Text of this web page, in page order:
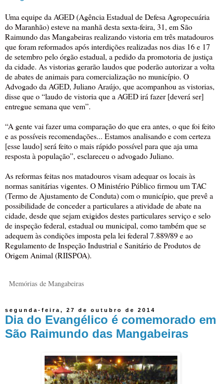
Uma equipe da AGED (Agência Estadual de Defesa Agropecuária
do Maranhão) esteve na manhã desta sexta-feira, 31, em São
Raimundo das Mangabeiras realizando vistoria em três matadouros
que foram reformados após interdições realizadas nos dias 16 e 17
de setembro pelo órgão estadual, a pedido da promotoria de justiça
da cidade. As vistorias gerarão laudos que poderão autorizar a volta
de abates de animais para comercialização no município. O
Advogado da AGED, Juliano Araújo, que acompanhou as vistorias,
disse que o “laudo de vistoria que a AGED irá fazer [deverá ser]
entregue semana que vem”.
“A gente vai fazer uma comparação do que era antes, o que foi feito
e as possíveis recomendações... Estamos analisando e com certeza
[esse laudo] será feito o mais rápido possível para que aja uma
resposta à população”, esclareceu o advogado Juliano.
As reformas feitas nos matadouros visam adequar os locais às
normas sanitárias vigentes. O Ministério Público firmou um TAC
(Termo de Ajustamento de Conduta) com o município, que prevê a
possibilidade de conceder a particulares a atividade de abate na
cidade, desde que sejam exigidos destes particulares serviço e selo
de inspeção federal, estadual ou municipal, como também que se
adequem às condições imposta pela lei federal 7.889/89 e ao
Regulamento de Inspeção Industrial e Sanitário de Produtos de
Origem Animal (RIISPOA).
Memórias de Mangabeiras
segunda-feira, 27 de outubro de 2014
Dia do Evangélico é comemorado em
São Raimundo das Mangabeiras